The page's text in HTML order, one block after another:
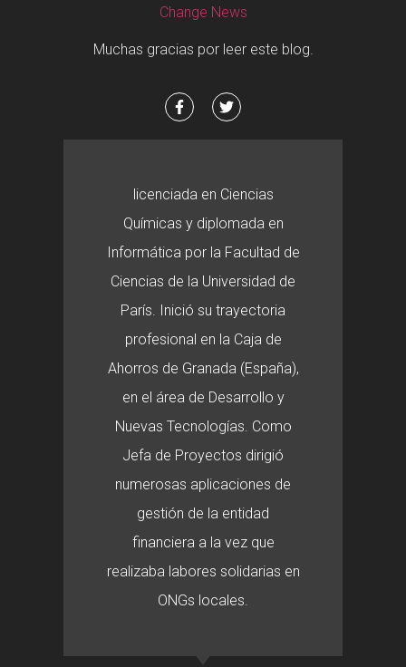
Change News
Muchas gracias por leer este blog.
licenciada en Ciencias
Químicas y diplomada en
Informática por la Facultad de
Ciencias de la Universidad de
París. Inició su trayectoria
profesional en la Caja de
Ahorros de Granada (España),
en el área de Desarrollo y
Nuevas Tecnologías. Como
Jefa de Proyectos dirigió
numerosas aplicaciones de
gestión de la entidad
financiera a la vez que
realizaba labores solidarias en
ONGs locales.